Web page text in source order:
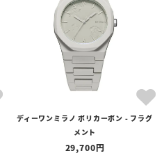
ディーワンミラノ ポリカーボン - フラグ
メント
29,700